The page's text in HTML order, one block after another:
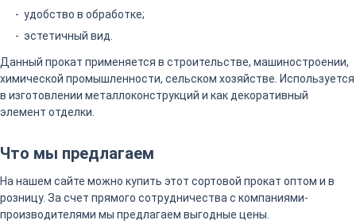
удобство в обработке;
эстетичный вид.
Данный прокат применяется в строительстве, машиностроении,
химической промышленности, сельском хозяйстве. Используется
в изготовлении металлоконструкций и как декоративный
элемент отделки.
Что мы предлагаем
На нашем сайте можно купить этот сортовой прокат оптом и в
розницу. За счет прямого сотрудничества с компаниями-
производителями мы предлагаем выгодные цены.